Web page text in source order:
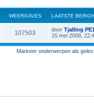
WEERGAVES LAATSTE
107503
e
a
L
a
t
s
c
door Tjalling
15 mei 2008,
Markeer onderwerpen als